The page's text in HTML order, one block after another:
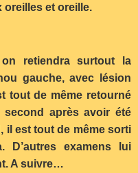
oreilles et oreille.
retiendra surtout la
gauche, avec lésion
tout de même retourné
après avoir été
il est tout de même sorti
D’autres examens lui
A suivre…